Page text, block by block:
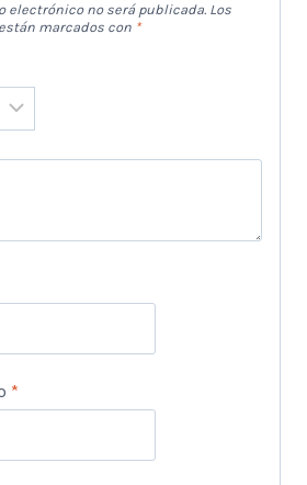
electrónico no será publicada. Los
marcados con *
*